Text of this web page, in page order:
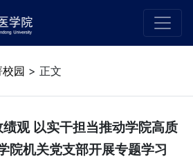
园 > 正文
观 以实干担当推动学院高质
院机关党支部开展专题学习